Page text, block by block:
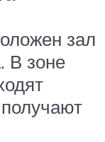
зал
В зоне